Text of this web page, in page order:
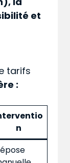
et
tarifs
:
n